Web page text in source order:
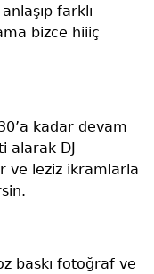
farklı
bizce hiiiç
kadar devam
alarak DJ
ve leziz ikramlarla
baskı fotoğraf ve